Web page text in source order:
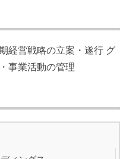
経営戦略の立案・遂行 グ
事業活動の管理